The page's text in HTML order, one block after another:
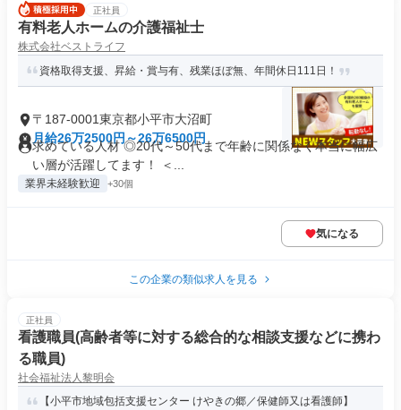
正社員
有料老人ホームの介護福祉士
株式会社ベストライフ
資格取得支援、昇給・賞与有、残業ほぼ無、年間休日111日！
〒187-0001東京都小平市大沼町
月給26万2500円～26万6500円
求めている人材 ◎20代～50代まで年齢に関係なく本当に幅広
い層が活躍してます！ ＜...
業界未経験歓迎 +30個
気になる
この企業の類似求人を見る
正社員
看護職員(高齢者等に対する総合的な相談支援などに携わ
る職員)
社会福祉法人黎明会
【小平市地域包括支援センター けやきの郷／保健師又は看護師】